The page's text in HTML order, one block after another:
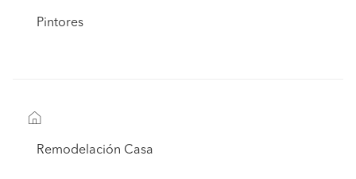
Pintores
Remodelación Casa